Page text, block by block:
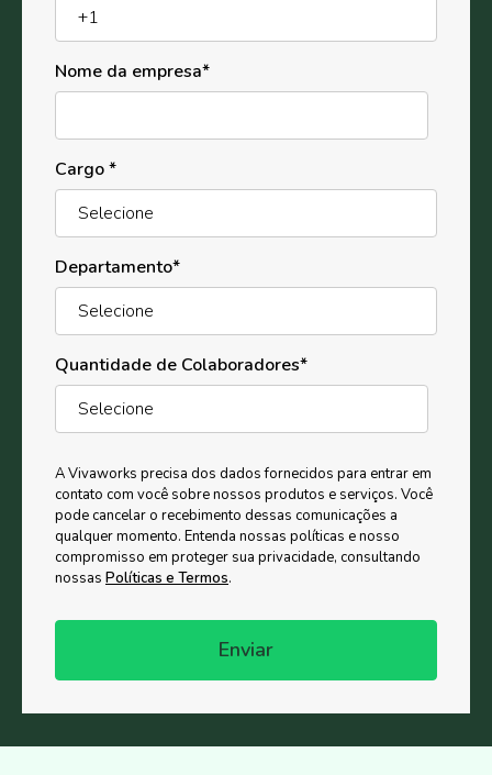
Nome da empresa*
Cargo*
Departamento*
Quantidade de Colaboradores*
A Vivaworks precisa dos dados fornecidos para entrar em
contato com você sobre nossos produtos e serviços. Você
pode cancelar o recebimento dessas comunicações a
qualquer momento. Entenda nossas políticas e nosso
compromisso em proteger sua privacidade, consultando
nossas Políticas e Termos.